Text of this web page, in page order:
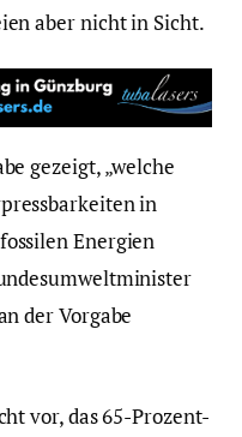
aber nicht in Sicht.
gezeigt, „welche
in
Energien
der Vorgabe
vor, das 65-Prozent-